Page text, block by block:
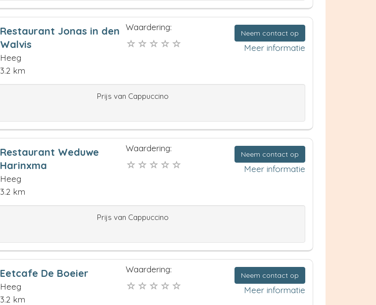
Restaurant Jonas in den
Walvis
Heeg
3.2 km
Waardering:
Neem contact op
Meer informatie
Prijs van Cappuccino
Restaurant Weduwe
Harinxma
Heeg
3.2 km
Waardering:
Neem contact op
Meer informatie
Prijs van Cappuccino
Eetcafe De Boeier
Heeg
3.2 km
Waardering:
Neem contact op
Meer informatie